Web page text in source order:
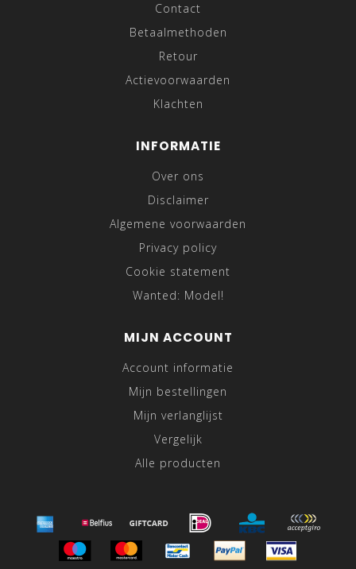
Contact
Betaalmethoden
Retour
Actievoorwaarden
Klachten
INFORMATIE
Over ons
Disclaimer
Algemene voorwaarden
Privacy policy
Cookie statement
Wanted: Model!
MIJN ACCOUNT
Account informatie
Mijn bestellingen
Mijn verlanglijst
Vergelijk
Alle producten